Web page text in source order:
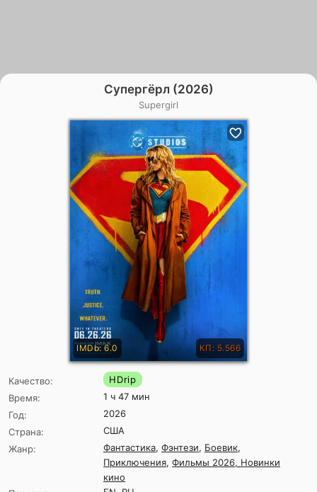
Супергёрл (2026)
Supergirl
IMDb: 6.0 КП: 5.566
Качество:
HDrip
Время:
1 ч 47 мин
Год:
2026
Страна:
США
Жанр:
Фантастика, Фэнтези, Боевик,
Приключения, Фильмы 2026, Новинки
кино